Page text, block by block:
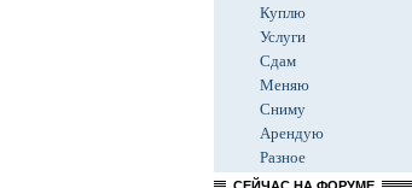
Куплю
Услуги
Сдам
Меняю
Сниму
Арендую
Разное